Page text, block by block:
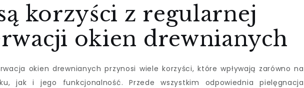
korzyści z regularnej
okien drewnianych
okien drewnianych przynosi wiele korzyści, które wpływają zarówno na
jak i jego funkcjonalność. Przede wszystkim odpowiednia pielęgnacja